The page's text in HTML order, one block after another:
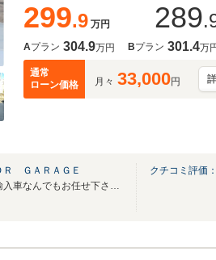
299.9 万円 289
Aプラン 304.9万円 Bプラン 301.4万
通常
ローン価格
月々 33,000円
Ｒ ＧＡＲＡＧＥ
昭和車から近代車、国産、輸入車なんでもお任せ下さい！
クチコミ評価：